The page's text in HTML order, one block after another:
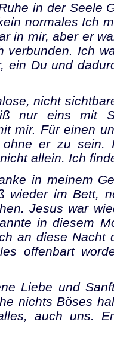
in der Seele
normales Ich
in mir, aber er
verbunden. Ich
ein Du und
nicht
nur eins mit
mir. Für einen
er zu sein.
allein. Ich
in meinem
wieder im Bett,
Jesus war
in diesem
an diese Nacht
offenbart
Liebe und
nichts Böses
auch uns.